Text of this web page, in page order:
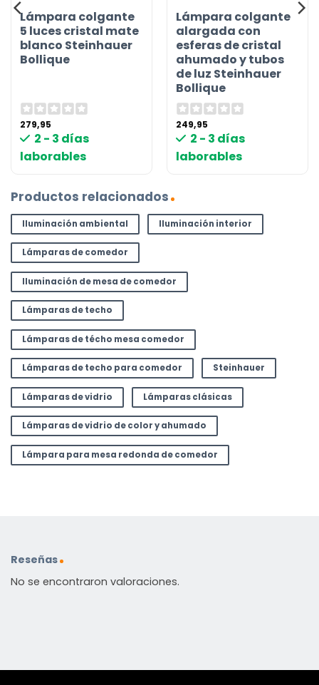
Lámpara colgante
5 luces cristal mate
blanco Steinhauer
Bollique
279,95
2 - 3 días
laborables
Lámpara colgante
alargada con
esferas de cristal
ahumado y tubos
de luz Steinhauer
Bollique
249,95
2 - 3 días
laborables
Productos relacionados
Iluminación ambiental Iluminación interior
Lámparas de comedor
Iluminación de mesa de comedor
Lámparas de techo
Lámparas de técho mesa comedor
Lámparas de techo para comedor Steinhauer
Lámparas de vidrio Lámparas clásicas
Lámparas de vidrio de color y ahumado
Lámpara para mesa redonda de comedor
Reseñas
No se encontraron valoraciones.